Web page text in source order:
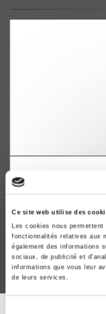
Ce site web utilise des
Les cookies nous
fonctionnalités relatives aux
également des informations
sociaux, de publicité et
informations que vous leur
de leurs services.
Revue
décembre 2016
Sociologie du
Julien Damon, Hervé